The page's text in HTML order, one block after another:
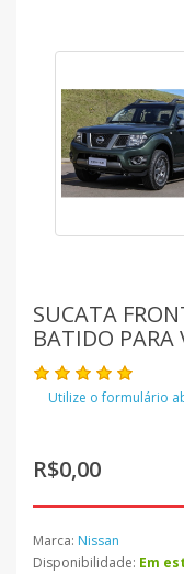
SUCATA
BATIDO PARA
Utilize o formulário
R$0,00
Marca: Nissan
Disponibilidade: Em